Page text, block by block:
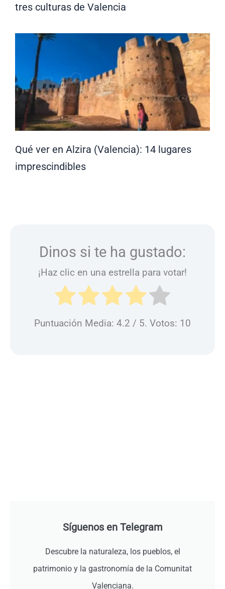
tres culturas de Valencia
Qué ver en Alzira (Valencia): 14 lugares
imprescindibles
Dinos si te ha gustado:
¡Haz clic en una estrella para votar!
Puntuación Media: 4.2 / 5. Votos: 10
Síguenos en Telegram
Descubre la naturaleza, los pueblos, el
patrimonio y la gastronomía de la Comunitat
Valenciana.